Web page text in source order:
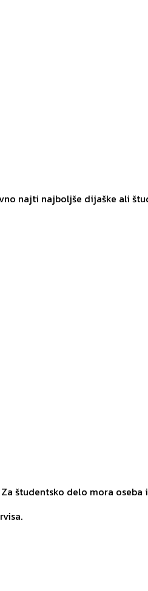
najti najboljše dijaške ali
študentsko delo mora